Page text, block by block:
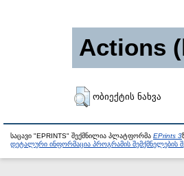
Actions
ობიექტის ნახვა
საცავი "EPRINTS" შექმნილია პლატფორმა EPrints 3
დეტალური ინფორმაცია პროგრამის შემქმნელების